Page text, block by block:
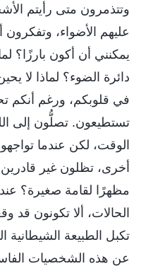
وتتذمرون متى رأيتم
عليهم الأضواء،
يمكنني أن أكون بارزًا؟
دائرة الضوء؟ لماذا لا
في قلوبكم، ورغم أنكم
تستطيعون. تصلُّون إلى
الوقت، لكن عندما
أخرى، تظلون غير
مظهرًا لقامة صغيرة؟
الحالات، ألا تكونون
تكبل الطبيعة الشيطانية
عن هذه الشخصيات